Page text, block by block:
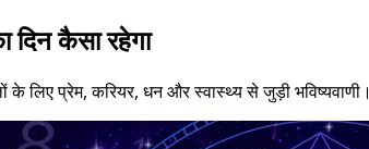
दिन कैसा रहेगा
लिए प्रेम, करियर, धन और स्वास्थ्य से जुड़ी भविष्यवाणी।